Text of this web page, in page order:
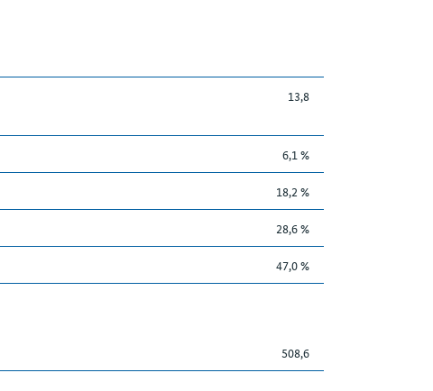
13,8
6,1 %
18,2 %
28,6 %
47,0 %
508,6